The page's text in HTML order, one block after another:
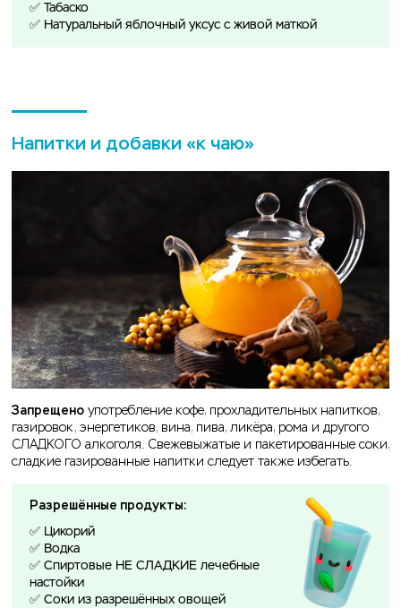
✅ Табаско
✅ Натуральный яблочный уксус с живой маткой
Напитки и добавки «к чаю»
Запрещено употребление кофе, прохладительных напитков,
газировок, энергетиков, вина, пива, ликёра, рома и другого
СЛАДКОГО алкоголя. Свежевыжатые и пакетированные соки,
сладкие газированные напитки следует также избегать.
Разрешённые продукты:
✅ Цикорий
✅ Водка
✅ Спиртовые НЕ СЛАДКИЕ лечебные
настойки
✅ Соки из разрешённых овощей